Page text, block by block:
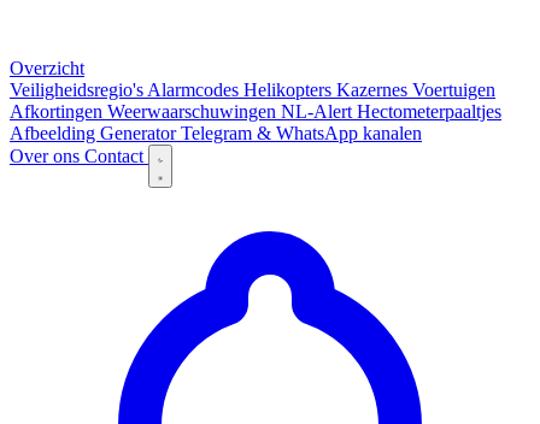
Overzicht
Veiligheidsregio's Alarmcodes Helikopters Kazernes Voertuigen
Afkortingen Weerwaarschuwingen NL-Alert Hectometerpaaltjes
Afbeelding GeneratorTelegram & WhatsApp kanalen
Over ons Contact